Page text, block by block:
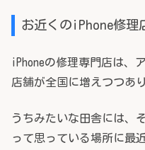
お近くのiPhone修理
iPhoneの修理専門店は、
店舗が全国に増えつつあ
うちみたいな田舎には、
って思っている場所に最